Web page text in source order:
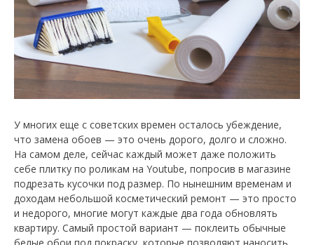
У многих еще с советских времен осталось убеждение,
что замена обоев — это очень дорого, долго и сложно.
На самом деле, сейчас каждый может даже положить
себе плитку по роликам на Youtube, попросив в магазине
подрезать кусочки под размер. По нынешним временам и
доходам небольшой косметический ремонт — это просто
и недорого, многие могут каждые два года обновлять
квартиру. Самый простой вариант — поклеить обычные